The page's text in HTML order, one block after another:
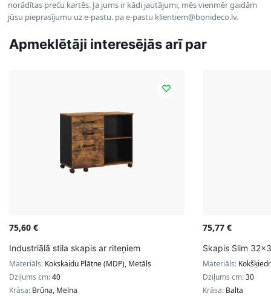
norādītas preču kartēs. Ja jums ir kādi jautājumi, mēs vienmēr gaidām
jūsu pieprasījumu uz e-pastu. pa e-pastu klientiem@bonideco.lv.
Apmeklētāji interesējās arī par
75,60 €
Industriālā stila skapis ar riteņiem
Materiāls: Kokskaidu Plātne (MDP), Metāls
Dziļums cm:40
Krāsa: Brūna, Melna
75,77 €
Skapis Slim
Materiāls:
Dziļums cm:30
Krāsa: Balta